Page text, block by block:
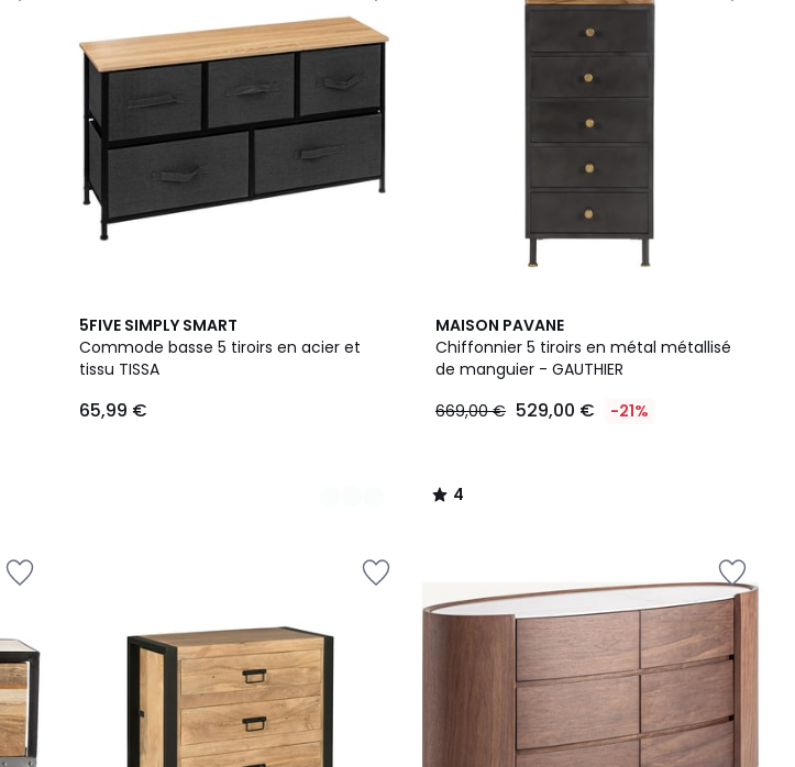
5FIVE SIMPLY SMART
Commode basse 5 tiroirs en acier et
tissu TISSA
65,99 €
2
Couleurs
MAISON PAVANE
Chiffonnier 5 tiroirs en métal métallisé
de manguier - GAUTHIER
669,00 € 529,00 € -21%
4
/
5
4
/